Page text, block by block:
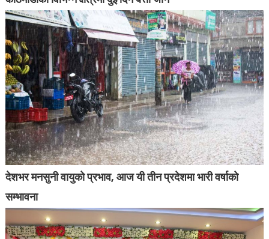
देशभर मनसुनी वायुको प्रभाव, आज यी तीन प्रदेशमा भारी वर्षाको
सम्भावना